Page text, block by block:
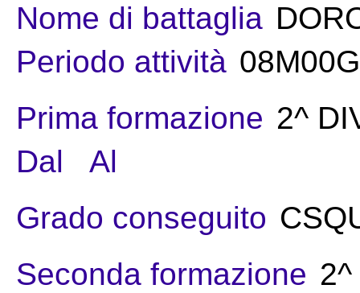
Nome di battaglia
Periodo attività 08M00G
Prima formazione 2^
Dal
Al
Grado conseguito
Seconda formazione 2^